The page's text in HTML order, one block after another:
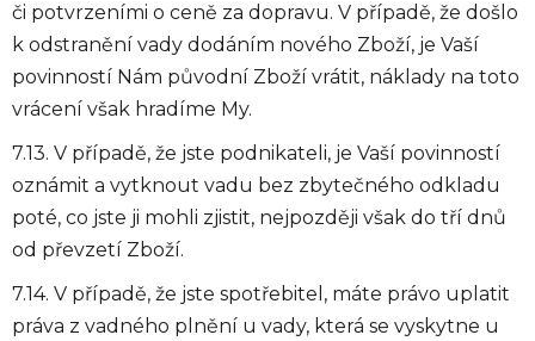
či potvrzeními o ceně za dopravu. V případě, že došlo
k odstranění vady dodáním nového Zboží, je Vaší
povinností Nám původní Zboží vrátit, náklady na toto
vrácení však hradíme My.
7.13. V případě, že jste podnikateli, je Vaší povinností
oznámit a vytknout vadu bez zbytečného odkladu
poté, co jste ji mohli zjistit, nejpozději však do tří dnů
od převzetí Zboží.
7.14. V případě, že jste spotřebitel, máte právo uplatit
práva z vadného plnění u vady, která se vyskytne u